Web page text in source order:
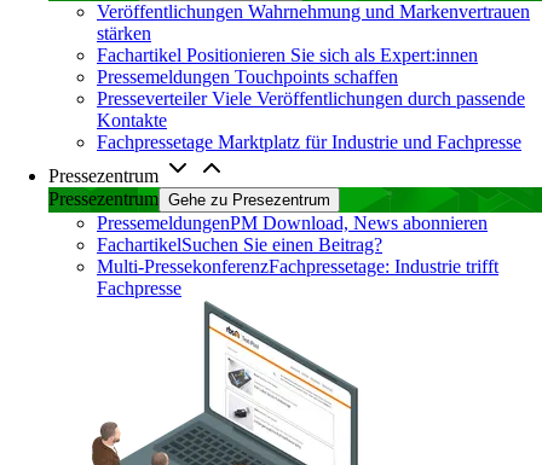
Veröffentlichungen Wahrnehmung und Markenvertrauen
stärken
Fachartikel Positionieren Sie sich als Expert:innen
Pressemeldungen Touchpoints schaffen
Presseverteiler Viele Veröffentlichungen durch passende
Kontakte
Fachpressetage Marktplatz für Industrie und Fachpresse
Pressezentrum
Pressezentrum Gehe zu Presezentrum
PressemeldungenPM Download, News abonnieren
FachartikelSuchen Sie einen Beitrag?
Multi-PressekonferenzFachpressetage: Industrie trifft
Fachpresse